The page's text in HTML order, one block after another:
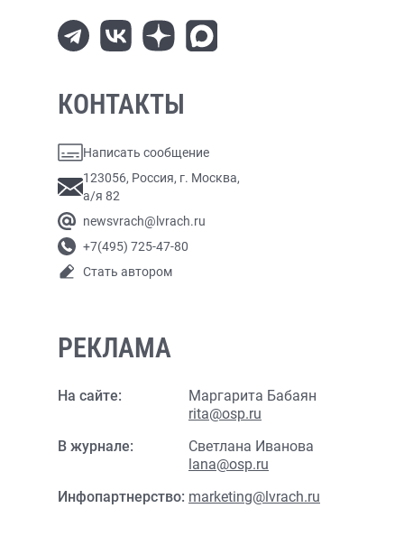
КОНТАКТЫ
Написать сообщение
123056, Россия, г. Москва,
а/я 82
newsvrach@lvrach.ru
+7(495) 725-47-80
Стать автором
РЕКЛАМА
На сайте:
Маргарита Бабаян
rita@osp.ru
В журнале:
Светлана Иванова
lana@osp.ru
Инфопартнерство: marketing@lvrach.ru